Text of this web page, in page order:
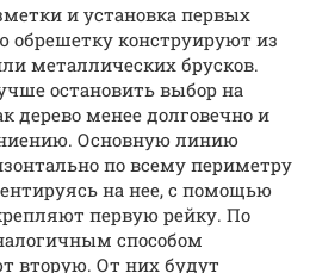
и установка первых
обрешетку конструируют из
металлических брусков.
остановить выбор на
дерево менее долговечно и
Основную линию
по всему периметру
на нее, с помощью
первую рейку. По
способом
вторую. От них будут